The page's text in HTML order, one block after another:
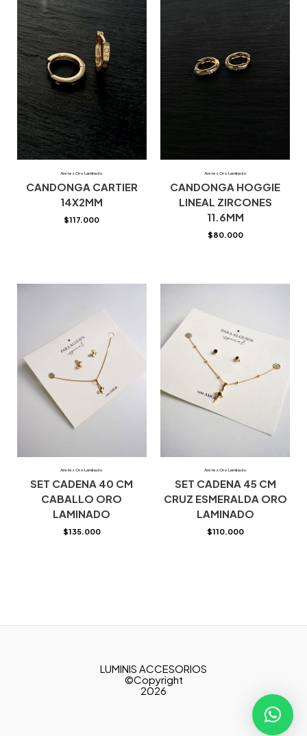
Aretes Oro Laminado
CANDONGA CARTIER
14X2MM
$117.000
Aretes Oro Laminado
CANDONGA HOGGIE
LINEAL ZIRCONES
11.6MM
$80.000
Aretes Oro Laminado
SET CADENA 40 CM
CABALLO ORO
LAMINADO
$135.000
Aretes Oro Laminado
SET CADENA 45 CM
CRUZ ESMERALDA ORO
LAMINADO
$110.000
LUMINIS ACCESORIOS
©Copyright
2026